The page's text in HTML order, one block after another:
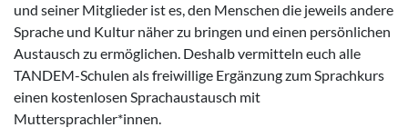
und seiner Mitglieder ist es, den Menschen die jeweils andere
Sprache und Kultur näher zu bringen und einen persönlichen
Austausch zu ermöglichen. Deshalb vermitteln euch alle
TANDEM-Schulen als freiwillige Ergänzung zum Sprachkurs
einen kostenlosen Sprachaustausch mit
Muttersprachler*innen.